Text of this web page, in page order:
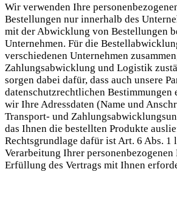
Wir verwenden Ihre
Bestellungen nur innerhalb des
mit der Abwicklung von Bestellungen
Unternehmen. Für die
verschiedenen Unternehmen
Zahlungsabwicklung und Logistik
sorgen dabei dafür, dass auch unsere
datenschutzrechtlichen Bestimmungen
wir Ihre Adressdaten (Name und
Transport- und
das Ihnen die bestellten Produkte
Rechtsgrundlage dafür ist Art. 6 Abs. 1
Verarbeitung Ihrer personenbezogenen
Erfüllung des Vertrags mit Ihnen